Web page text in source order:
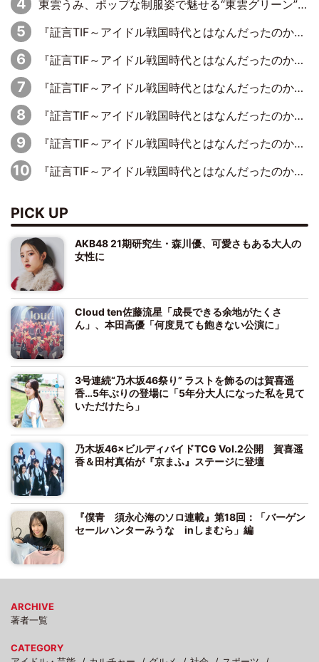
東雲うみ、ポップな制服姿で魅せる“東雲グリーン”の正体
『証言TIF～アイドル戦国時代とはなんだったのか～』第7回：BiS・プー・ルイ×ミチバヤシリオ「誰もパンツは投げないですからね。でも、特に話題になった記憶もないです（笑）」
『証言TIF～アイドル戦国時代とはなんだったのか～』第1回：元アイドリング!!!・遠藤舞×森田涼花「ももクロを初めて見て、アイドリング!!!は無理だな、勝てないなって」
『証言TIF～アイドル戦国時代とはなんだったのか～』第2回：元ぱすぽ☆・根岸愛×奥仲麻琴「デビュー当初はペラペラの衣装をドンキで買って、装飾を自分たちで縫ってました」
『証言TIF～アイドル戦国時代とはなんだったのか～』第5回：元SUPER☆GiRLS・八坂沙織×宮崎理奈「パワープッシュアーティストみたいなのがあって、イトーヨーカドーさんがスポンサーについたり」
『証言TIF～アイドル戦国時代とはなんだったのか～』第3回：元東京女子流・新井ひとみ×山邊未夢「『オリコンに入りました』って聞いて。喜びながら登校したのを覚えています」
『証言TIF～アイドル戦国時代とはなんだったのか～』第4回：元風男塾・喜屋武ちあき×虎南有香、男装アイドルの先駆けが語る生き残り方「差別化を図っていく中で、男装がおもしろいんじゃないかって」
PICK UP
AKB48 21期研究生・森川優、可愛さもある大人の
女性に
Cloud ten佐藤流星「成長できる余地がたくさ
ん」、本田高優「何度見ても飽きない公演に」
3号連続“乃木坂46祭り” ラストを飾るのは賀喜遥
香…5年ぶりの登場に「5年分大人になった私を見て
いただけたら」
乃木坂46×ビルディバイドTCG Vol.2公開 賀喜遥
香＆田村真佑が『京まふ』ステージに登壇
『僕青 須永心海のソロ連載』第18回：「バーゲン
セールハンターみうな inしまむら」編
ARCHIVE
著者一覧
CATEGORY